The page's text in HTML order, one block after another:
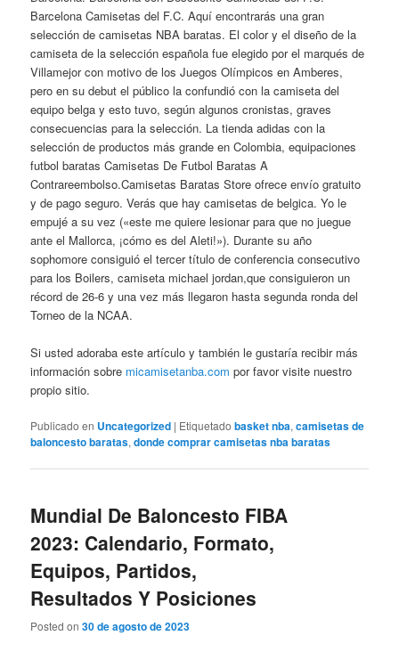
Barcelona Camisetas del F.C. Aquí encontrarás una gran
selección de camisetas NBA baratas. El color y el diseño de la
camiseta de la selección española fue elegido por el marqués de
Villamejor con motivo de los Juegos Olímpicos en Amberes,
pero en su debut el público la confundió con la camiseta del
equipo belga y esto tuvo, según algunos cronistas, graves
consecuencias para la selección. La tienda adidas con la
selección de productos más grande en Colombia, equipaciones
futbol baratas Camisetas De Futbol Baratas A
Contrareembolso.Camisetas Baratas Store ofrece envío gratuito
y de pago seguro. Verás que hay camisetas de belgica. Yo le
empujé a su vez («este me quiere lesionar para que no juegue
ante el Mallorca, ¡cómo es del Aleti!»). Durante su año
sophomore consiguió el tercer título de conferencia consecutivo
para los Boilers, camiseta michael jordan,que consiguieron un
récord de 26-6 y una vez más llegaron hasta segunda ronda del
Torneo de la NCAA.
Si usted adoraba este artículo y también le gustaría recibir más
información sobre micamisetanba.com por favor visite nuestro
propio sitio.
Publicado en Uncategorized | Etiquetado basket nba,camisetas de
baloncesto baratas,donde comprar camisetas nba baratas
Mundial De Baloncesto FIBA
2023: Calendario, Formato,
Equipos, Partidos,
Resultados Y Posiciones
Posted on30 de agosto de 2023